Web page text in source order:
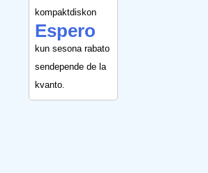
kompaktdiskon
Espero
kun sesona rabato
sendepende de la
kvanto.